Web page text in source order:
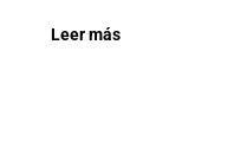
Leer más